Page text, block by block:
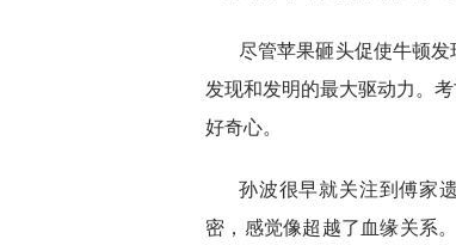
尽管苹果砸头促使牛顿
发现和发明的最大驱动力。
好奇心。
孙波很早就关注到傅家
密，感觉像超越了血缘关系